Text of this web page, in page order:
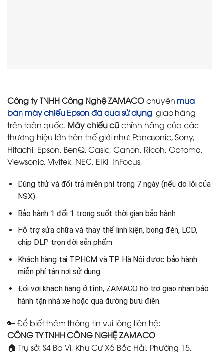
Công ty TNHH Công Nghệ ZAMACOchuyên mua
bán máy chiếu Epson đã qua sử dụng, giao hàng
trên toàn quốc. Máy chiếu cũchính hãng của các
thương hiệu lớn trên thế giới như: Panasonic, Sony,
Hitachi, Epson, BenQ, Casio, Canon, Ricoh, Optoma,
Viewsonic, Vivitek, NEC, EIKI, InFocus,
Dùng thử và đổi trả miễn phí trong 7 ngày (nếu do lỗi của
NSX).
Bảo hành 1 đổi 1 trong suốt thời gian bảo hành
Hỗ trợ sửa chữa và thay thế linh kiện, bóng đèn, LCD,
chip DLP trọn đời sản phẩm
Khách hàng tại TP.HCM và TP Hà Nội được bảo hành
miễn phí tận nơi sử dụng.
Đối với khách hàng ở tỉnh, ZAMACO hỗ trợ giao nhận bảo
hành tận nhà xe hoặc qua đường bưu điện.
🔑 Để biết thêm thông tin vui lòng liên hệ:
CÔNG TY TNHH CÔNG NGHỆ ZAMACO
🏠 Trụ sở: S4 Ba Vì, Khu Cư Xá Bắc Hải, Phường 15,